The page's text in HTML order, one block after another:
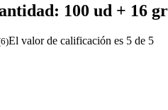
100 ud + 16
6)El valor de calificación es 5 de 5